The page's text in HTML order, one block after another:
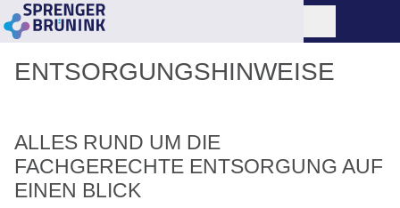
ENTSORGUNGSHINWEISE
ALLES RUND UM DIE
FACHGERECHTE ENTSORGUNG AUF
EINEN BLICK